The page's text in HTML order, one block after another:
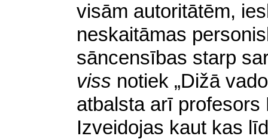
visām autoritātēm,
neskaitāmas
sāncensības starp
viss notiek „Dižā
atbalsta arī
Izveidojas kaut kas